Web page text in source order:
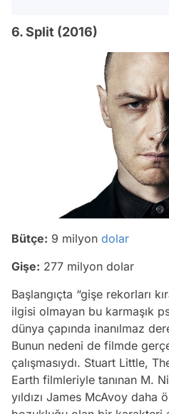
6. Split (2016)
Bütçe: 9 milyon dolar
Gişe: 277 milyon dolar
Başlangıçta “gişe rekorları
ilgisi olmayan bu karmaşık
dünya çapında inanılmaz
Bunun nedeni de filmde
çalışmasıydı. Stuart Little,
Earth filmleriyle tanınan M.
yıldızı James McAvoy daha